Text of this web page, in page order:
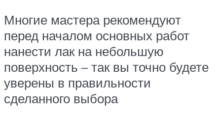
Многие мастера рекомендуют
перед началом основных работ
нанести лак на небольшую
поверхность – так вы точно будете
уверены в правильности
сделанного выбора